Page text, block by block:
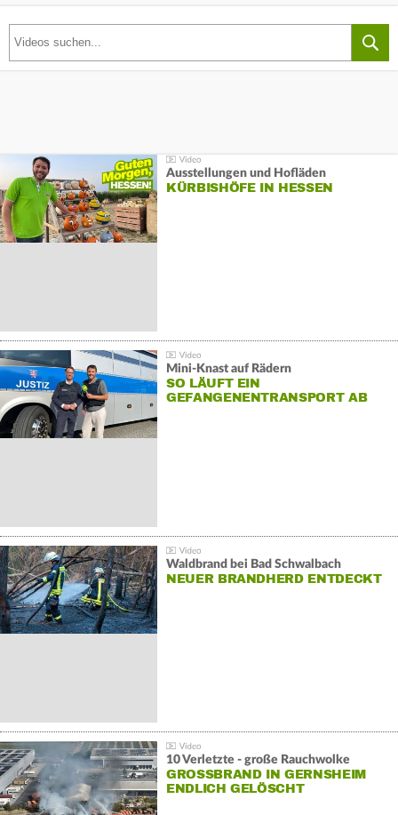
Ausstellungen und Hofläden
KÜRBISHÖFE IN HESSEN
Mini-Knast auf Rädern
SO LÄUFT EIN
GEFANGENENTRANSPORT AB
Waldbrand bei Bad Schwalbach
NEUER BRANDHERD ENTDECKT
10 Verletzte - große Rauchwolke
GROSSBRAND IN GERNSHEIM E
NDLICH GELÖSCHT